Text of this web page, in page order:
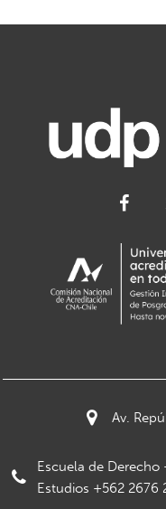
Av.
Escuela de Derecho
Estudios +562 2676